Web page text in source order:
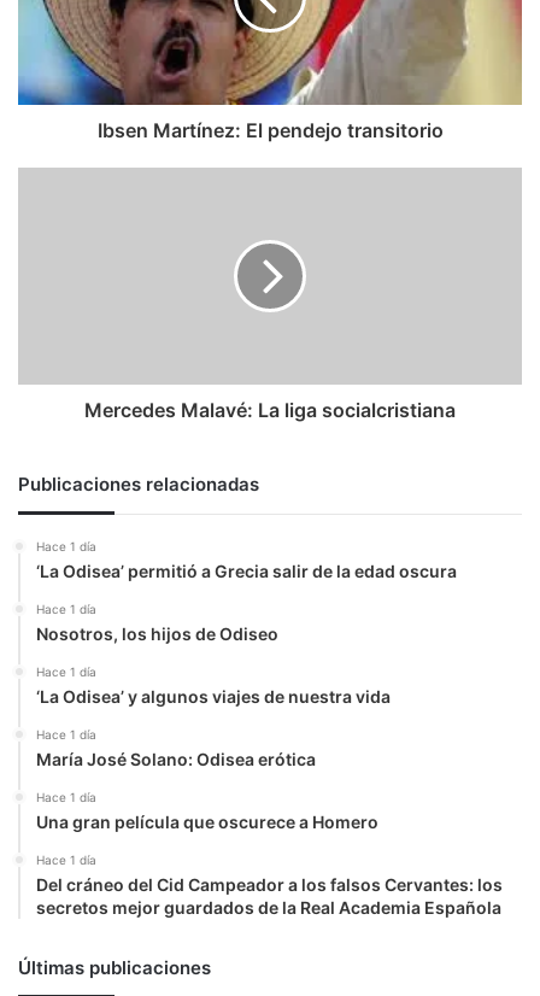
Ibsen Martínez: El pendejo transitorio
Mercedes Malavé: La liga socialcristiana
Publicaciones relacionadas
Hace 1 día
‘La Odisea’ permitió a Grecia salir de la edad oscura
Hace 1 día
Nosotros, los hijos de Odiseo
Hace 1 día
‘La Odisea’ y algunos viajes de nuestra vida
Hace 1 día
María José Solano: Odisea erótica
Hace 1 día
Una gran película que oscurece a Homero
Hace 1 día
Del cráneo del Cid Campeador a los falsos Cervantes: los
secretos mejor guardados de la Real Academia Española
Últimas publicaciones